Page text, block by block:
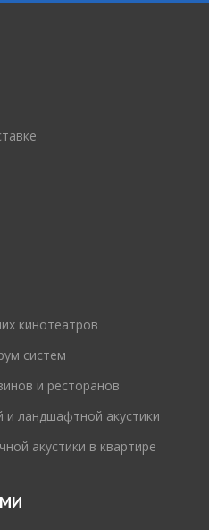
кинотеатров
систем
и ресторанов
и ландшафтной акустики
акустики в квартире